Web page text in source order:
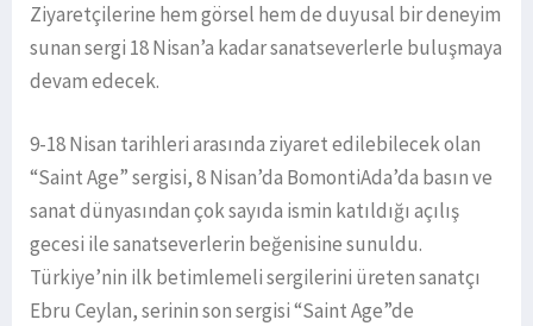
Ziyaretçilerine hem görsel hem de duyusal bir deneyim
sunan sergi 18 Nisan’a kadar sanatseverlerle buluşmaya
devam edecek.
9-18 Nisan tarihleri arasında ziyaret edilebilecek olan
“Saint Age” sergisi, 8 Nisan’da BomontiAda’da basın ve
sanat dünyasından çok sayıda ismin katıldığı açılış
gecesi ile sanatseverlerin beğenisine sunuldu.
Türkiye’nin ilk betimlemeli sergilerini üreten sanatçı
Ebru Ceylan, serinin son sergisi “Saint Age”de